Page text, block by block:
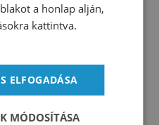
a honlap alján,
kattintva.
ELFOGADÁSA
MÓDOSÍTÁSA